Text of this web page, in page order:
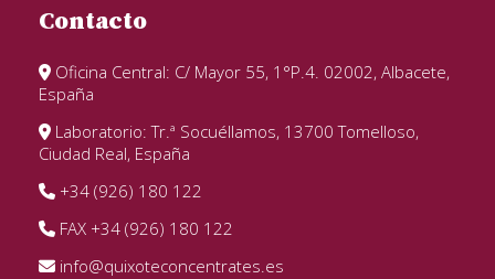
Contacto
Oficina Central: C/ Mayor 55, 1°P.4. 02002, Albacete,
España
Laboratorio: Tr.ª Socuéllamos, 13700 Tomelloso,
Ciudad Real, España
+34 (926) 180 122
FAX +34 (926) 180 122
info@quixoteconcentrates.es